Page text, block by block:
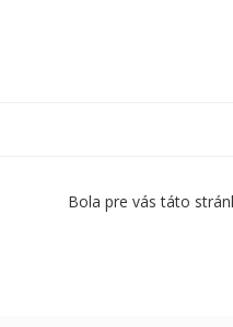
Bola pre vás táto